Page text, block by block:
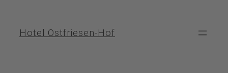
Hotel Ostfriesen-Hof